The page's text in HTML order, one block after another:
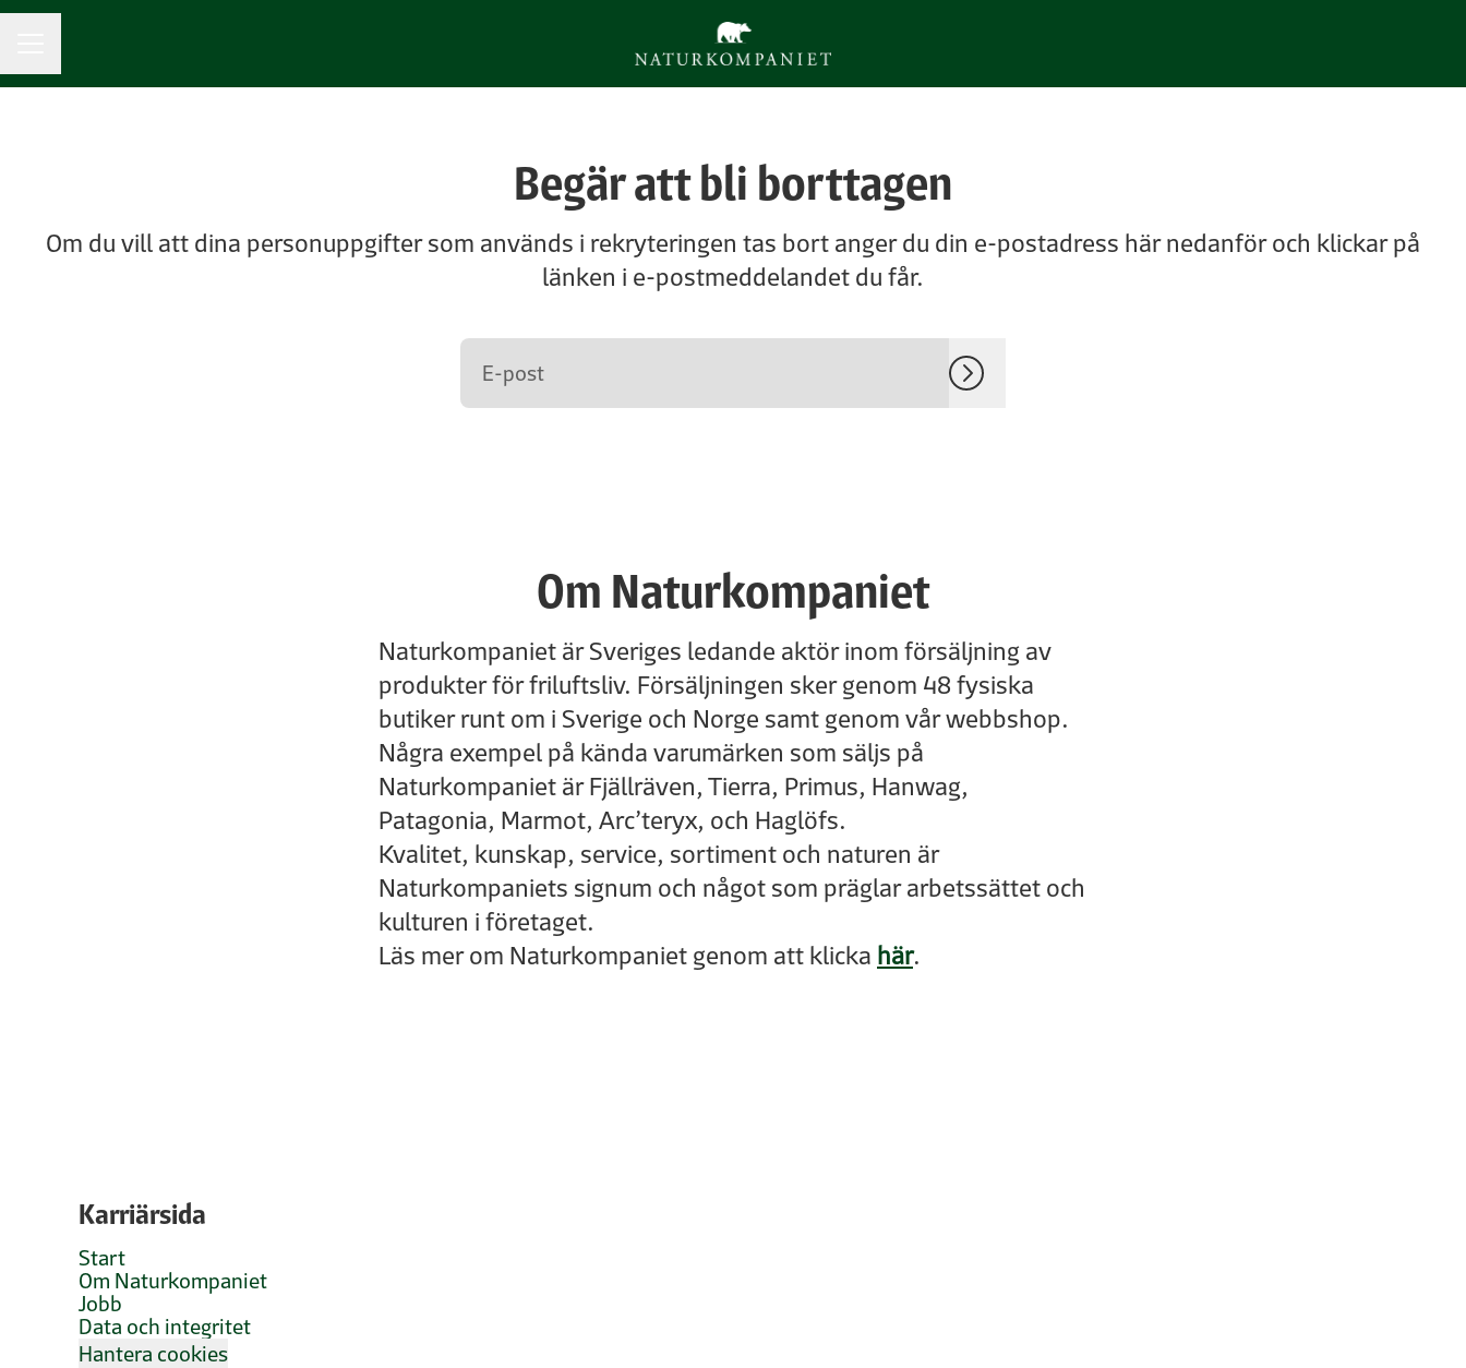
Begär att bli borttagen
Om du vill att dina personuppgifter som används i rekryteringen tas bort anger du din e-postadress här nedanför och klickar på
länken i e-postmeddelandet du får.
Om Naturkompaniet
Naturkompaniet är Sveriges ledande aktör inom försäljning av
produkter för friluftsliv. Försäljningen sker genom 48 fysiska
butiker runt om i Sverige och Norge samt genom vår webbshop.
Några exempel på kända varumärken som säljs på
Naturkompaniet är Fjällräven, Tierra, Primus, Hanwag,
Patagonia, Marmot, Arc’teryx, och Haglöfs.
Kvalitet, kunskap, service, sortiment och naturen är
Naturkompaniets signum och något som präglar arbetssättet och
kulturen i företaget.
Läs mer om Naturkompaniet genom att klicka här.
Karriärsida
Start
Om Naturkompaniet
Jobb
Data och integritet
Hantera cookies